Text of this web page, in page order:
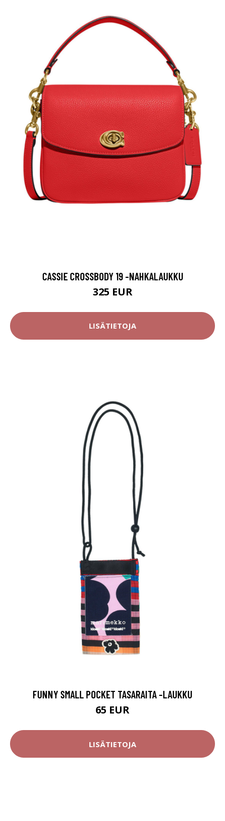
CASSIE CROSSBODY 19 -NAHKALAUKKU
325 EUR
LISÄTIETOJA
FUNNY SMALL POCKET TASARAITA -LAUKKU
65 EUR
LISÄTIETOJA